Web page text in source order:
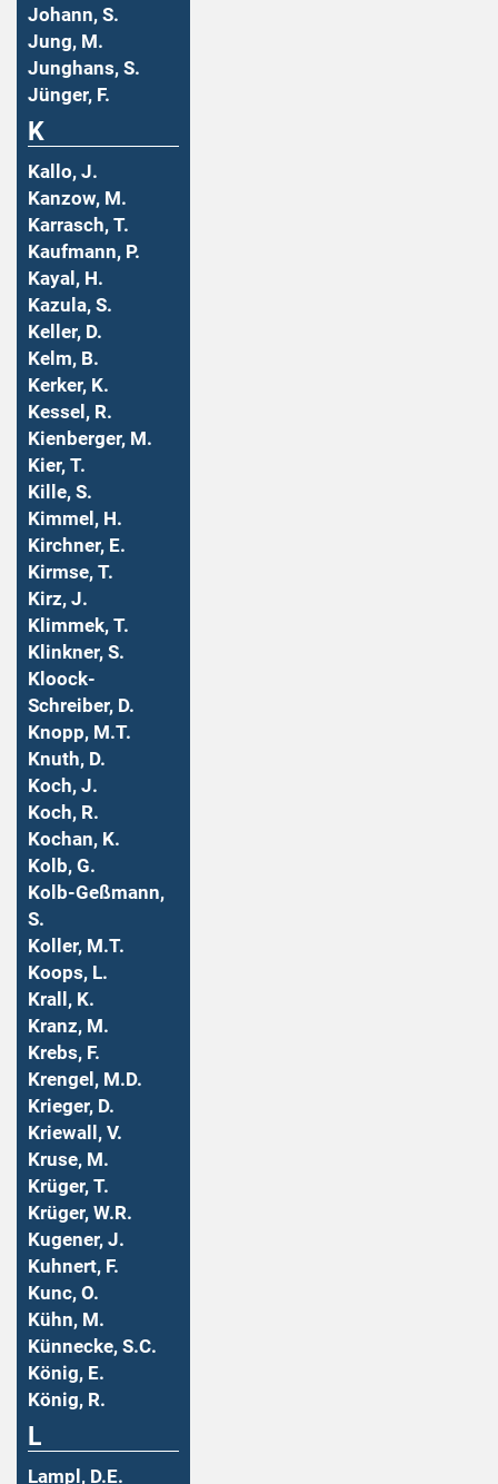
Johann, S.
Jung, M.
Junghans, S.
Jünger, F.
K
Kallo, J.
Kanzow, M.
Karrasch, T.
Kaufmann, P.
Kayal, H.
Kazula, S.
Keller, D.
Kelm, B.
Kerker, K.
Kessel, R.
Kienberger, M.
Kier, T.
Kille, S.
Kimmel, H.
Kirchner, E.
Kirmse, T.
Kirz, J.
Klimmek, T.
Klinkner, S.
Kloock-
Schreiber, D.
Knopp, M.T.
Knuth, D.
Koch, J.
Koch, R.
Kochan, K.
Kolb, G.
Kolb-Geßmann,
S.
Koller, M.T.
Koops, L.
Krall, K.
Kranz, M.
Krebs, F.
Krengel, M.D.
Krieger, D.
Kriewall, V.
Kruse, M.
Krüger, T.
Krüger, W.R.
Kugener, J.
Kuhnert, F.
Kunc, O.
Kühn, M.
Künnecke, S.C.
König, E.
König, R.
L
Lampl, D.E.